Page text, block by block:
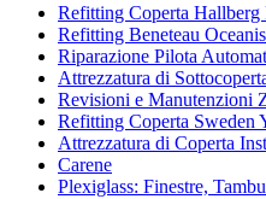
Refitting Coperta Hallberg
Refitting Beneteau
Riparazione Pilota
Attrezzatura di
Revisioni e Manutenzioni
Refitting Coperta Sweden
Attrezzatura di Coperta
Carene
Plexiglass: Finestre,